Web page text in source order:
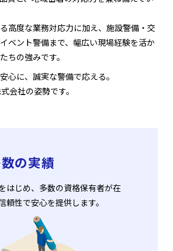
高度な業務対応力に加え、施設警備・交
ベント警備まで、幅広い現場経験を活か
ちの強みです。
心に、誠実な警備で応える。
会社の姿勢です。
の実績
はじめ、多数の資格保有者が在
頼性で安心を提供します。